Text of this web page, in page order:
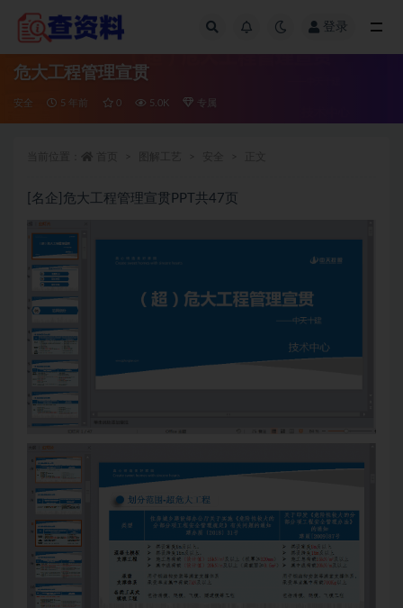
登录
危大工程管理宣贯
安全 5 年前 0 5.0K 专属
[名企]危大工程管理宣贯PPT共47页